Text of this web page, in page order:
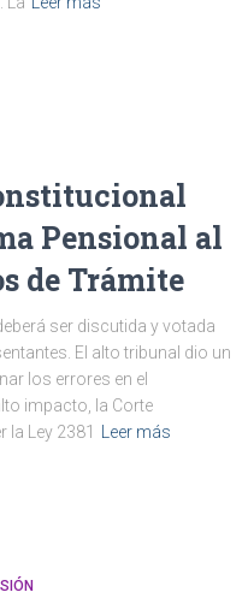
Pensional al
de Trámite
ser discutida y votada
El alto tribunal dio un
los errores en el
impacto, la Corte
Ley 2381
Leer más